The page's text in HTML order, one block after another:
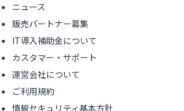
ニュース
販売パートナー募集
IT導入補助金について
カスタマー・サポート
運営会社について
ご利用規約
情報セキュリティ基本方針